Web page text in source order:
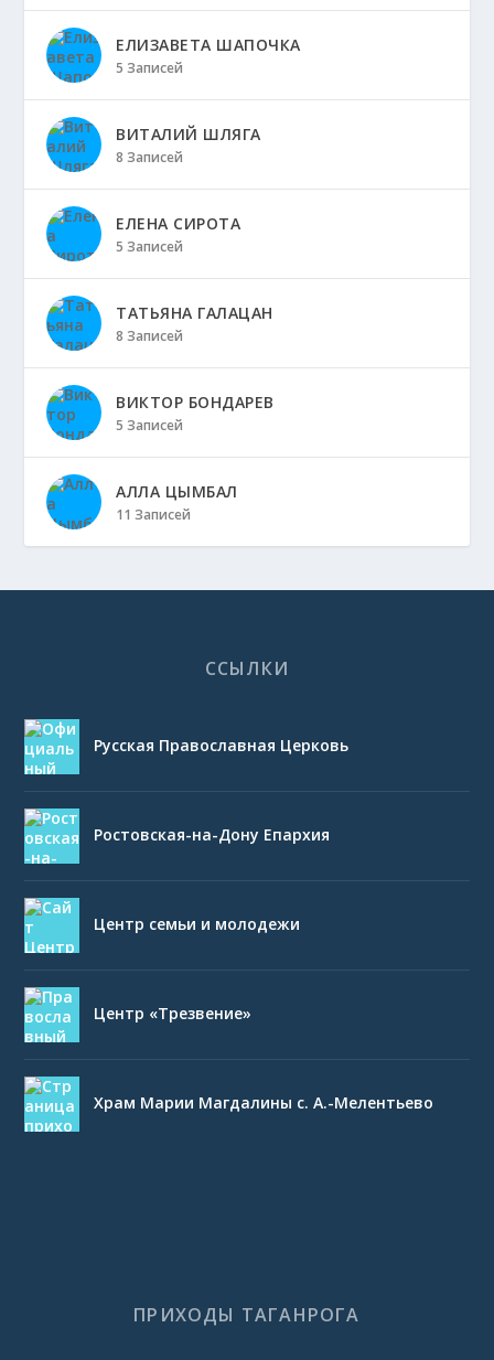
ЕЛИЗАВЕТА ШАПОЧКА
5 Записей
ВИТАЛИЙ ШЛЯГА
8 Записей
ЕЛЕНА СИРОТА
5 Записей
ТАТЬЯНА ГАЛАЦАН
8 Записей
ВИКТОР БОНДАРЕВ
5 Записей
АЛЛА ЦЫМБАЛ
11 Записей
ССЫЛКИ
Русская Православная Церковь
Ростовская-на-Дону Епархия
Центр семьи и молодежи
Центр «Трезвение»
Храм Марии Магдалины с. А.-Мелентьево
ПРИХОДЫ ТАГАНРОГА